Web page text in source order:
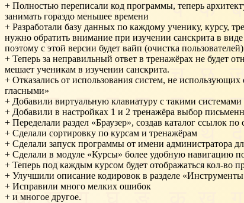
+ Полностью переписали код программы, теперь
занимать гораздо меньшее времени
+ Разработали базу данных по каждому ученику, курсу,
нужно обратить внимание при изучении санскрита в
поэтому с этой версии будет вайп (очистка
+ Теперь за неправильный ответ в тренажёрах не будет
мешает ученикам в изучении санскрита.
+ Отказались от использования систем, не
гласными»
+ Добавили виртуальную клавиатуру с такими
+ Добавили в настройках 1 и 2 тренажёра выбор
+ Переделали раздел «Браузер», создав каталог ссылок
+ Сделали сортировку по курсам и тренажёрам
+ Сделали запуск программы от имени администратора
+ Сделали в модуле «Курсы» более удобную навигацию
+ Теперь под каждым курсом будет отображаться кол-во
+ Улучшили описание кодировок в разделе «Инструменты
+ Исправили много мелких ошибок
+ и многое другое.